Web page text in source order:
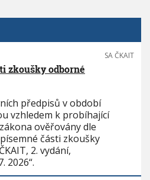
SA ČKAIT
zkoušky odborné
předpisů v období
vzhledem k probíhající
ověřovány dle
části zkoušky
2. vydání,
2026“.